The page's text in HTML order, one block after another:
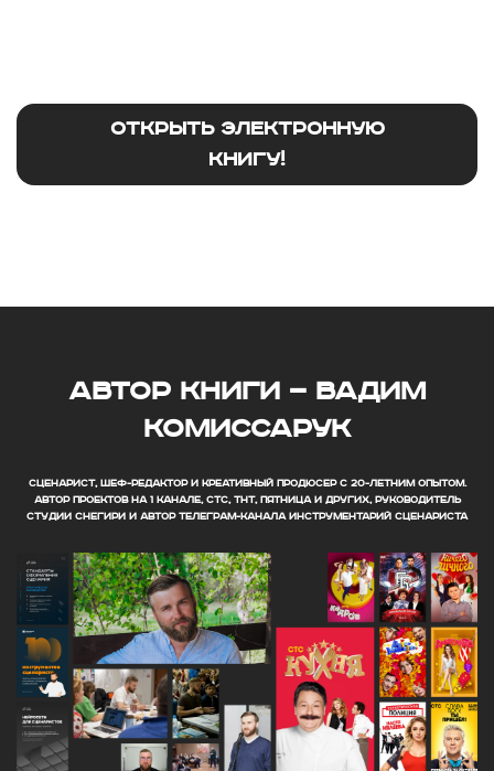
Открыть электронную
книгу!
автор книги — вадим
комиссарук
СЦЕНАРИСТ, ШЕФ-РЕДАКТОР И КРЕАТИВНЫЙ ПРОДЮСЕР С 20-ЛЕТНИМ ОПЫТОМ.
АВТОР ПРОЕКТОВ НА 1 КАНАЛЕ, СТС, ТНТ, ПЯТНИЦА И ДРУГИХ, РУКОВОДИТЕЛЬ
СТУДИИ СНЕГИРИ И АВТОР ТЕЛЕГРАМ-КАНАЛА ИНСТРУМЕНТАРИЙ СЦЕНАРИСТА